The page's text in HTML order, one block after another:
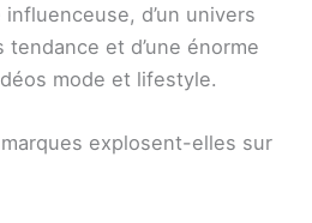
d’un univers
et d’une énorme
mode et lifestyle.
explosent-elles sur